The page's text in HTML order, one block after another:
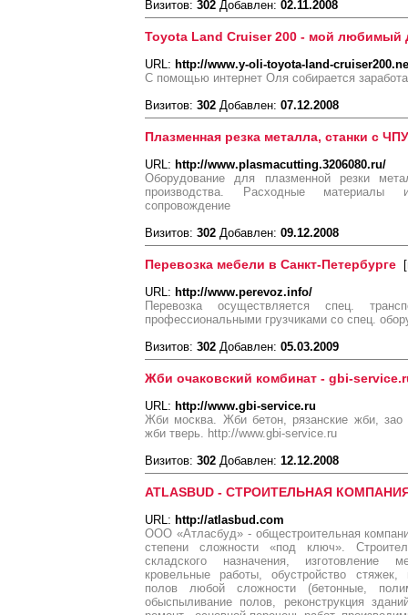
Визитов: 302 Добавлен: 02.11.2008
Toyota Land Cruiser 200 - мой любимый
URL: http://www.y-oli-toyota-land-
С помощью интернет Оля собирается
Визитов: 302 Добавлен: 07.12.2008
Плазменная резка металла, станки с
URL: http://www.plasmacutting.3206080.ru/
Оборудование для плазменной резки
производства. Расходные материалы
сопровождение
Визитов: 302 Добавлен: 09.12.2008
Перевозка мебели в Санкт-Петербурге [
URL: http://www.perevoz.info/
Перевозка осуществляется спец.
профессиональными грузчиками со спец.
Визитов: 302 Добавлен: 05.03.2009
Жби очаковский комбинат - gbi-
URL: http://www.gbi-service.ru
Жби москва. Жби бетон, рязанские жби,
жби тверь. http://www.gbi-service.ru
Визитов: 302 Добавлен: 12.12.2008
ATLASBUD - СТРОИТЕЛЬНАЯ
URL: http://atlasbud.com
ООО «Атласбуд» - общестроительная
степени сложности «под ключ».
складского назначения, изготовление
кровельные работы, обустройство
полов любой сложности (бетонные,
обыспыливание полов, реконструкция